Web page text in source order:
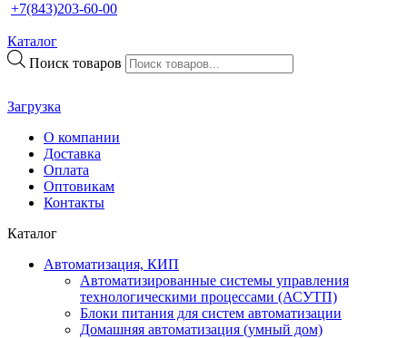
+7(843)203-60-00
Каталог
Поиск товаров
Загрузка
О компании
Доставка
Оплата
Оптовикам
Контакты
Каталог
Автоматизация, КИП
Автоматизированные системы управления
технологическими процессами (АСУТП)
Блоки питания для систем автоматизации
Домашняя автоматизация (умный дом)